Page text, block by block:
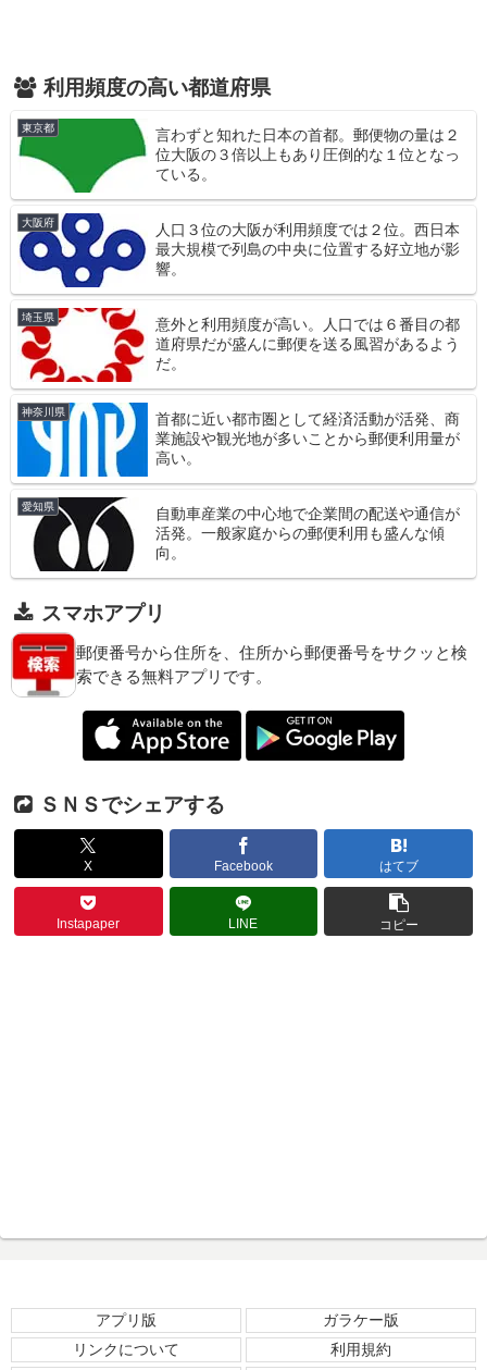
利用頻度の高い都道府県
東京都
言わずと知れた日本の首都。郵便物の量は２
位大阪の３倍以上もあり圧倒的な１位となっ
ている。
大阪府
人口３位の大阪が利用頻度では２位。西日本
最大規模で列島の中央に位置する好立地が影
響。
埼玉県
意外と利用頻度が高い。人口では６番目の都
道府県だが盛んに郵便を送る風習があるよう
だ。
神奈川県
首都に近い都市圏として経済活動が活発、商
業施設や観光地が多いことから郵便利用量が
高い。
愛知県
自動車産業の中心地で企業間の配送や通信が
活発。一般家庭からの郵便利用も盛んな傾
向。
スマホアプリ
郵便番号から住所を、住所から郵便番号をサクッと検
索できる無料アプリです。
ＳＮＳでシェアする
X Facebook はてブ
Instapaper LINE コピー
アプリ版
ガラケー版
リンクについて
利用規約